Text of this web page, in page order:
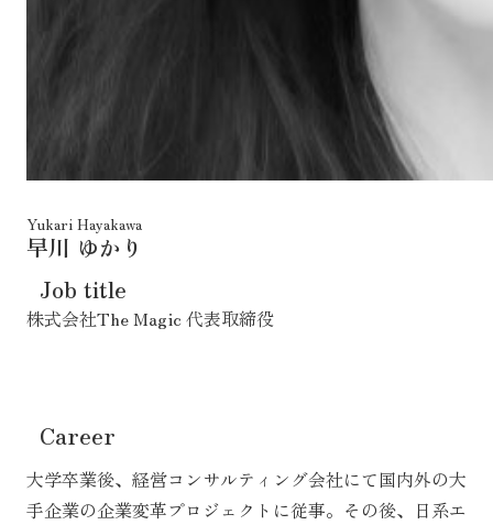
Yukari Hayakawa
早川 ゆかり
Job title
株式会社The Magic 代表取締役
Career
大学卒業後、経営コンサルティング会社にて国内外の大
手企業の企業変革プロジェクトに従事。その後、日系エ